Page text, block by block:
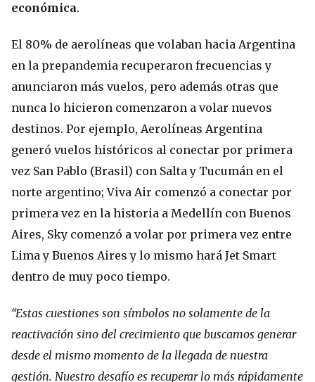
económica.
El 80% de aerolíneas que volaban hacia Argentina
en la prepandemia recuperaron frecuencias y
anunciaron más vuelos, pero además otras que
nunca lo hicieron comenzaron a volar nuevos
destinos. Por ejemplo, Aerolíneas Argentina
generó vuelos históricos al conectar por primera
vez San Pablo (Brasil) con Salta y Tucumán en el
norte argentino; Viva Air comenzó a conectar por
primera vez en la historia a Medellín con Buenos
Aires, Sky comenzó a volar por primera vez entre
Lima y Buenos Aires y lo mismo hará Jet Smart
dentro de muy poco tiempo.
“Estas cuestiones son símbolos no solamente de la
reactivación sino del crecimiento que buscamos generar
desde el mismo momento de la llegada de nuestra
gestión. Nuestro desafío es recuperar lo más rápidamente